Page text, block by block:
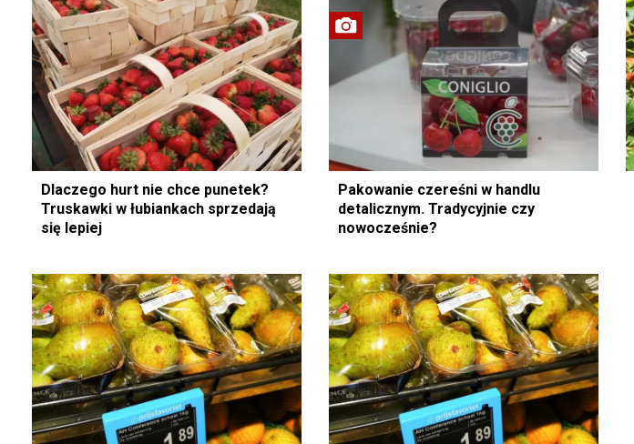
Dlaczego hurt nie chce punetek?
Truskawki w łubiankach sprzedają
się lepiej
Pakowanie czereśni w handlu
detalicznym. Tradycyjnie czy
nowocześnie?